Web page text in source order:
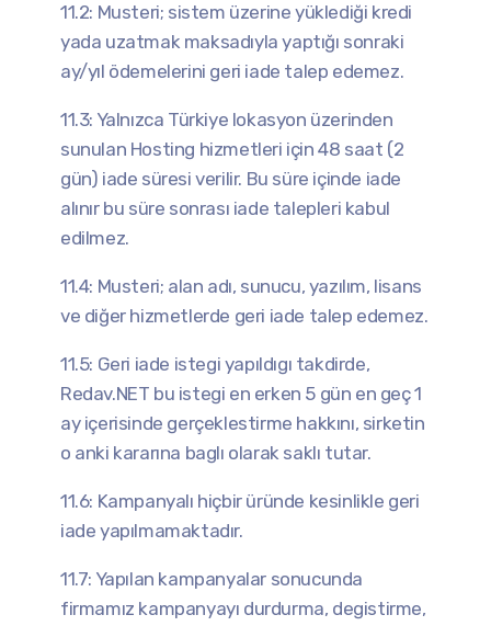
11.2: Musteri; sistem üzerine yüklediği kredi
yada uzatmak maksadıyla yaptığı sonraki
ay/yıl ödemelerini geri iade talep edemez.
11.3: Yalnızca Türkiye lokasyon üzerinden
sunulan Hosting hizmetleri için 48 saat (2
gün) iade süresi verilir. Bu süre içinde iade
alınır bu süre sonrası iade talepleri kabul
edilmez.
11.4: Musteri; alan adı, sunucu, yazılım, lisans
ve diğer hizmetlerde geri iade talep edemez.
11.5: Geri iade istegi yapıldıgı takdirde,
Redav.NET bu istegi en erken 5 gün en geç 1
ay içerisinde gerçeklestirme hakkını, sirketin
o anki kararına baglı olarak saklı tutar.
11.6: Kampanyalı hiçbir üründe kesinlikle geri
iade yapılmamaktadır.
11.7: Yapılan kampanyalar sonucunda
firmamız kampanyayı durdurma, degistirme,